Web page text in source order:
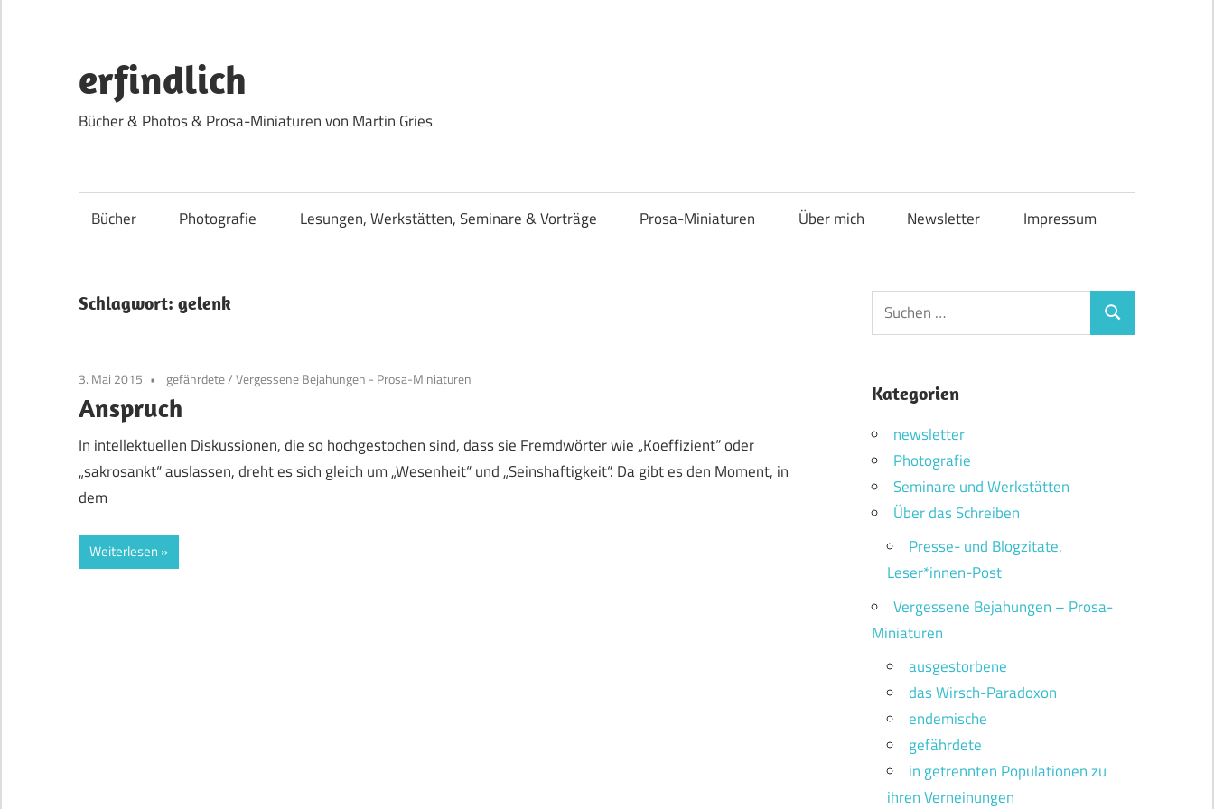
springen
erfindlich
Bücher & Photos & Prosa-Miniaturen von Martin Gries
Bücher Photografie Lesungen, Werkstätten, Seminare & Vorträge Prosa-Miniaturen Über mich Newsletter Impressum
Schlagwort: gelenk
3. Mai 2015 gefährdete/Vergessene Bejahungen - Prosa-Miniaturen
Anspruch
In intellektuellen Diskussionen, die so hochgestochen sind, dass sie Fremdwörter wie „Koeffizient“ oder
„sakrosankt“ auslassen, dreht es sich gleich um „Wesenheit“ und „Seinshaftigkeit“. Da gibt es den Moment, in
dem
Weiterlesen
Suchen
nach:
Suchen
Kategorien
newsletter
Photografie
Seminare und Werkstätten
Über das Schreiben
Presse- und Blogzitate,
Leser*innen-Post
Vergessene Bejahungen – Prosa-
Miniaturen
ausgestorbene
das Wirsch-Paradoxon
endemische
gefährdete
in getrennten Populationen zu
ihren Verneinungen